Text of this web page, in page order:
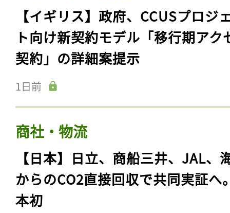
【イギリス】政府、CCUSプロジ
ト向け新契約モデル「移行期アク
契約」の詳細案提示
1日前
商社・物流
【日本】日立、商船三井、JAL、
からのCO2直接回収で共同実証へ
本初